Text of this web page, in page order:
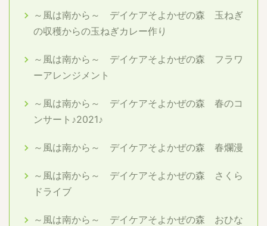
～風は南から～ デイケアそよかぜの森 玉ねぎ
の収穫からの玉ねぎカレー作り
～風は南から～ デイケアそよかぜの森 フラワ
ーアレンジメント
～風は南から～ デイケアそよかぜの森 春のコ
ンサート♪2021♪
～風は南から～ デイケアそよかぜの森 春爛漫
～風は南から～ デイケアそよかぜの森 さくら
ドライブ
～風は南から～ デイケアそよかぜの森 おひな